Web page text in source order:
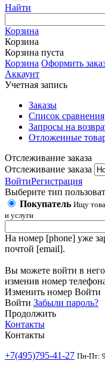
Найти
Корзина
Корзина
Корзина пуста
Корзина Оформить
Аккаунт
Учетная запись
Заказы
Список сравнения
Запросы на
Отложенные
Отслеживание заказа
Отслеживание заказа
ВойтиРегистрация
Выберите тип
Покупатель Ищу
и услуги
На номер [phone] уже
почтой [email].
Вы можете войти в
изменив номер
Изменить номер Войти
Войти Забыли пароль?
Продолжить
Контакты
Контакты
+7(495)795-41-27 Пн-Пт: